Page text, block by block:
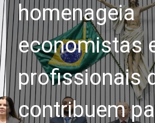
homenageia
economistas
profissionais
contribuem